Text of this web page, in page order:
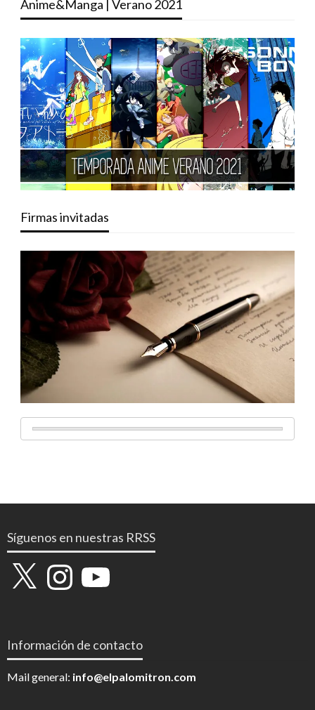
Anime&Manga | Verano 2021
Firmas invitadas
Síguenos en nuestras RRSS
X InstagramYouTube
Información de contacto
Mail general: info@elpalomitron.com